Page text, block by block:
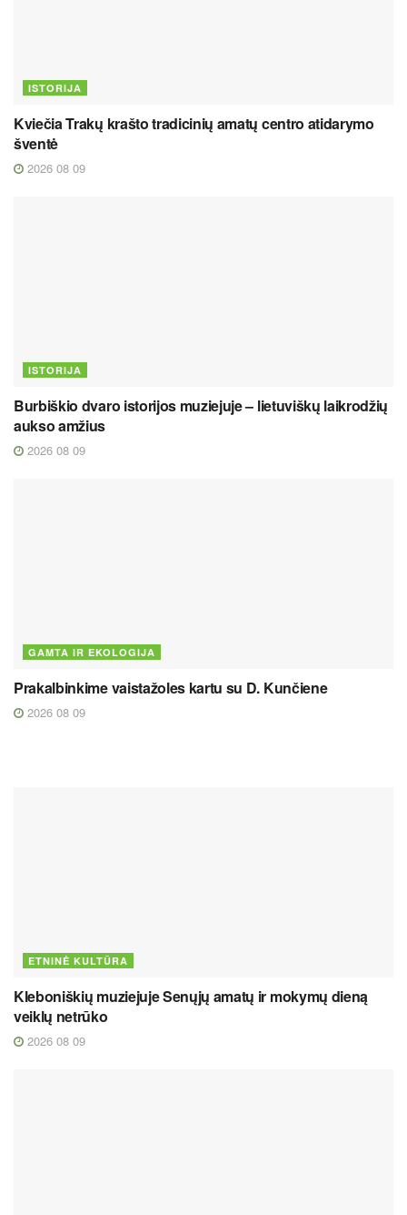
ISTORIJA
Kviečia Trakų krašto tradicinių amatų centro atidarymo
šventė
2026 08 09
ISTORIJA
Burbiškio dvaro istorijos muziejuje – lietuviškų laikrodžių
aukso amžius
2026 08 09
GAMTA IR EKOLOGIJA
Prakalbinkime vaistažoles kartu su D. Kunčiene
2026 08 09
ETNINĖ KULTŪRA
Kleboniškių muziejuje Senųjų amatų ir mokymų dieną
veiklų netrūko
2026 08 09